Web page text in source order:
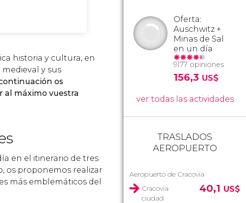
historia y cultura, en
y sus
os
al máximo vuestra
en el itinerario de tres
os proponemos realizar
más emblemáticos del
Oferta:
Auschwitz +
Minas de Sal
en un día
9177 opiniones
156,3 US$
ver todas las actividades
TRASLADOS
AEROPUERTO
Aeropuerto de Cracovia
Cracovia
ciudad
40,1 US$